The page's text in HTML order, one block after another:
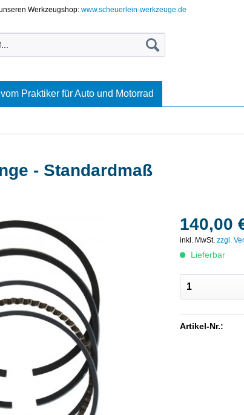
Werkzeugshop:www.scheuerlein-werkzeuge.de
Praktiker für Auto und Motorrad
- Standardmaß
140,00
inkl. MwSt.zzgl.
Lieferbar
Artikel-Nr.: